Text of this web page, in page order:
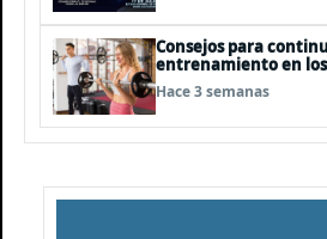
Consejos para
entrenamiento en
lluviosos de invierno
Hace 3 semanas